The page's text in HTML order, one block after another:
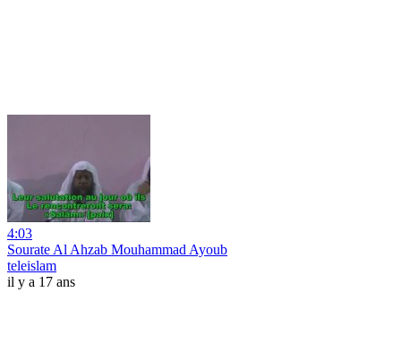
4:03
Sourate Al Ahzab Mouhammad Ayoub
teleislam
il y a 17 ans